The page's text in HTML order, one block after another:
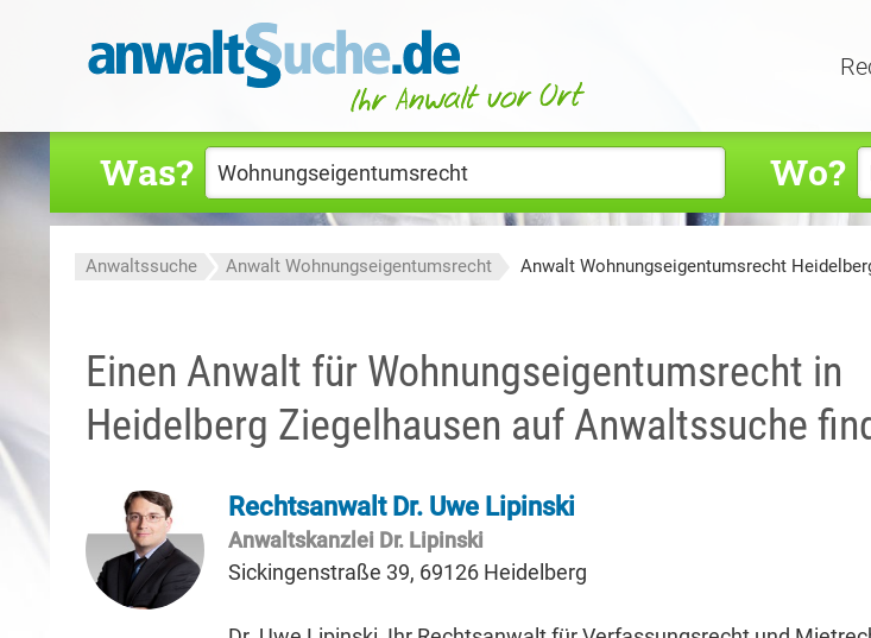
Was? Wo?
Anwaltssuche Anwalt Wohnungseigentumsrecht Anwalt Wohnungseigentumsrecht
Einen Anwalt für Wohnungseigentumsrecht in
Heidelberg Ziegelhausen auf Anwaltssuche
Rechtsanwalt Dr. Uwe Lipinski
Anwaltskanzlei Dr. Lipinski
Sickingenstraße 39, 69126 Heidelberg